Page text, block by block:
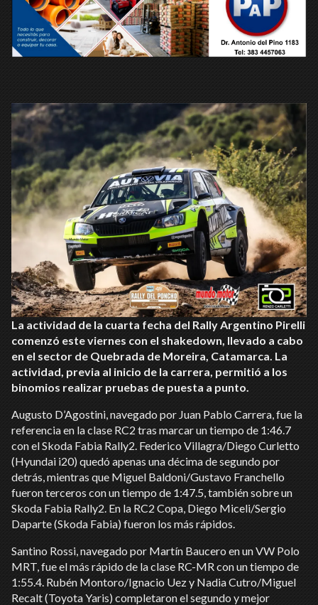
La actividad de la cuarta fecha del Rally Argentino Pirelli
comenzó este viernes con el shakedown, llevado a cabo
en el sector de Quebrada de Moreira, Catamarca. La
actividad, previa al inicio de la carrera, permitió a los
binomios realizar pruebas de puesta a punto.
Augusto D’Agostini, navegado por Juan Pablo Carrera, fue la
referencia en la clase RC2 tras marcar un tiempo de 1:46.7
con el Skoda Fabia Rally2. Federico Villagra/Diego Curletto
(Hyundai i20) quedó apenas una décima de segundo por
detrás, mientras que Miguel Baldoni/Gustavo Franchello
fueron terceros con un tiempo de 1:47.5, también sobre un
Skoda Fabia Rally2. En la RC2 Copa, Diego Miceli/Sergio
Daparte (Skoda Fabia) fueron los más rápidos.
Santino Rossi, navegado por Martín Baucero en un VW Polo
MRT, fue el más rápido de la clase RC-MR con un tiempo de
1:55.4. Rubén Montoro/Ignacio Uez y Nadia Cutro/Miguel
Recalt (Toyota Yaris) completaron el segundo y mejor